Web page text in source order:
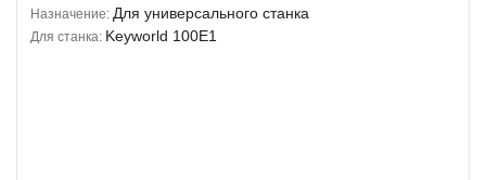
Назначение: Для универсального станка
Для станка: Keyworld 100E1